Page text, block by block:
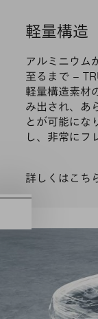
軽量構造
アルミニウム
至るまで –
軽量構造素材
み出され、あ
とが可能にな
し、非常にフ
詳しくはこち